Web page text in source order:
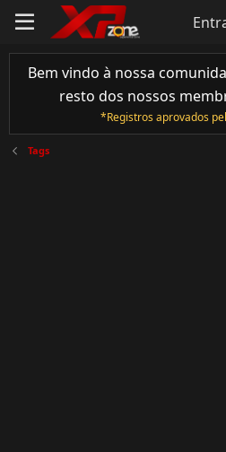
Bem vindo à nossa
resto dos nossos
*Registros aprovados
Tags